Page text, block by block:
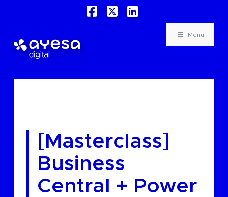
Facebook
X LinkedIn
Menu
[Masterclass]
Business
Central + Power